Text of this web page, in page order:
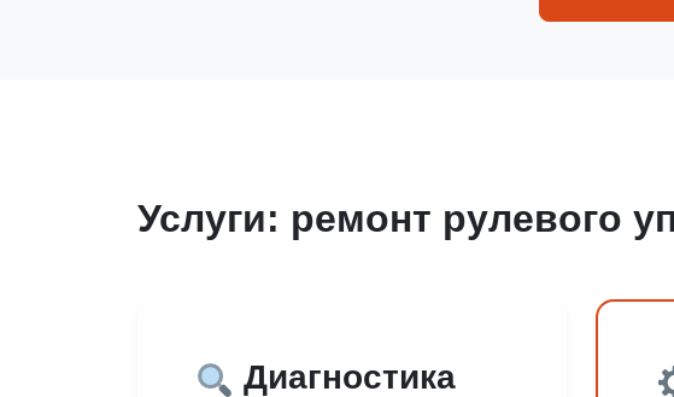
Услуги: ремонт рулевого
Диагностика